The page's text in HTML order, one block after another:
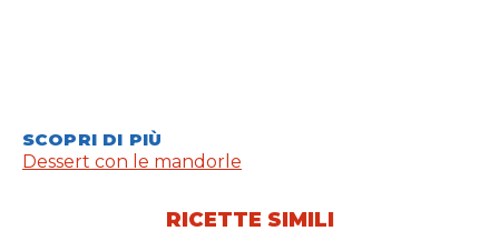
SCOPRI DI PIÙ
Dessert con le mandorle
RICETTE SIMILI